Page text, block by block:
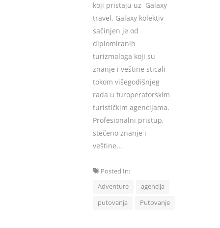
koji pristaju uz Galaxy
travel. Galaxy kolektiv
sačinjen je od
diplomiranih
turizmologa koji su
znanje i veštine sticali
tokom višegodišnjeg
rada u turoperatorskim
turističkim agencijama.
Profesionalni pristup,
stečeno znanje i
veštine...
Posted In:
Adventure
agencija
putovanja
Putovanje